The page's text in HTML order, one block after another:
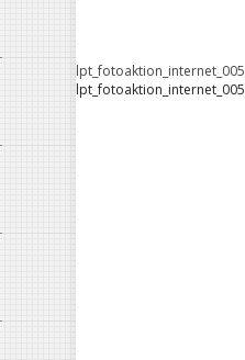
lpt_fotoaktion_internet_005
lpt_fotoaktion_internet_005